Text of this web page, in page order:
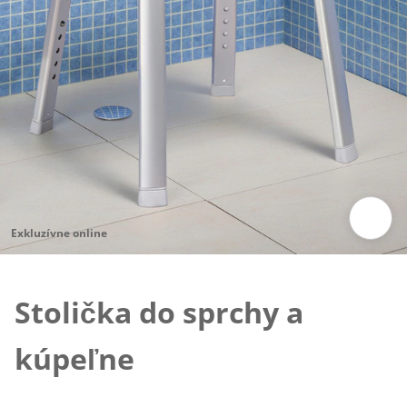
Exkluzívne online
Stolička do sprchy a
kúpeľne